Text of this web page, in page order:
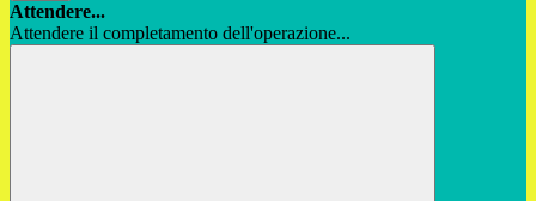
Attendere...
Attendere il completamento dell'operazione...